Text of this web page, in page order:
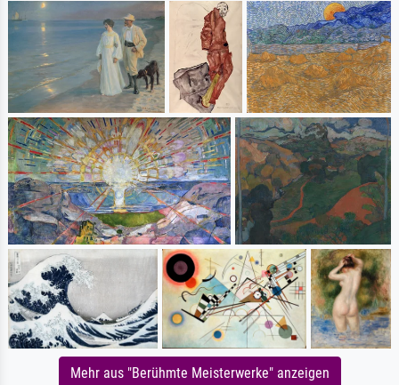
Mehr aus "Berühmte Meisterwerke" anzeigen